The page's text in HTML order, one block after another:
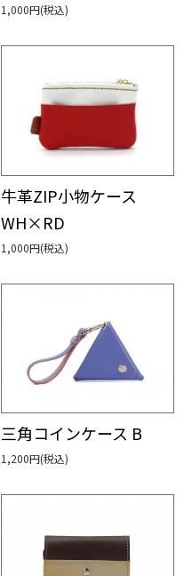
1,000円(税込)
牛革ZIP小物ケース
WH×RD
1,000円(税込)
三角コインケース B
1,200円(税込)